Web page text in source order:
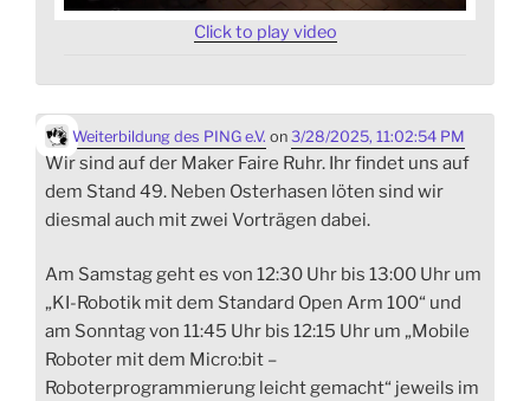
Click to play video
Weiterbildung des PING e.V. on 3/28/2025, 11:02:54 PM
Wir sind auf der Maker Faire Ruhr. Ihr findet uns auf
dem Stand 49. Neben Osterhasen löten sind wir
diesmal auch mit zwei Vorträgen dabei.
Am Samstag geht es von 12:30 Uhr bis 13:00 Uhr um
„KI-Robotik mit dem Standard Open Arm 100“ und
am Sonntag von 11:45 Uhr bis 12:15 Uhr um „Mobile
Roboter mit dem Micro:bit –
Roboterprogrammierung leicht gemacht“ jeweils im